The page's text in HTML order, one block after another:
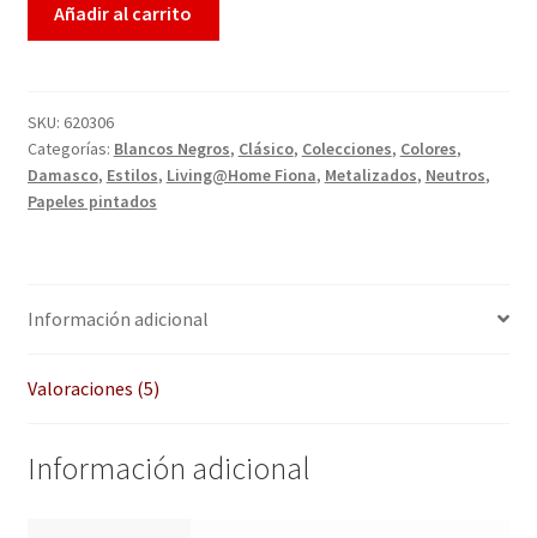
Finalizar compra
Mi cuenta
Política de cookies
Preguntas frecuentes
QUÉ OFRECEMOS
puntu
acione
s
Añadir al carrito
SKU: 620306
Categorías: Blancos Negros, Clásico, Colecciones, Colores,
Damasco, Estilos, Living@Home Fiona, Metalizados, Neutros,
Papeles pintados
Información adicional
Valoraciones (5)
Información adicional